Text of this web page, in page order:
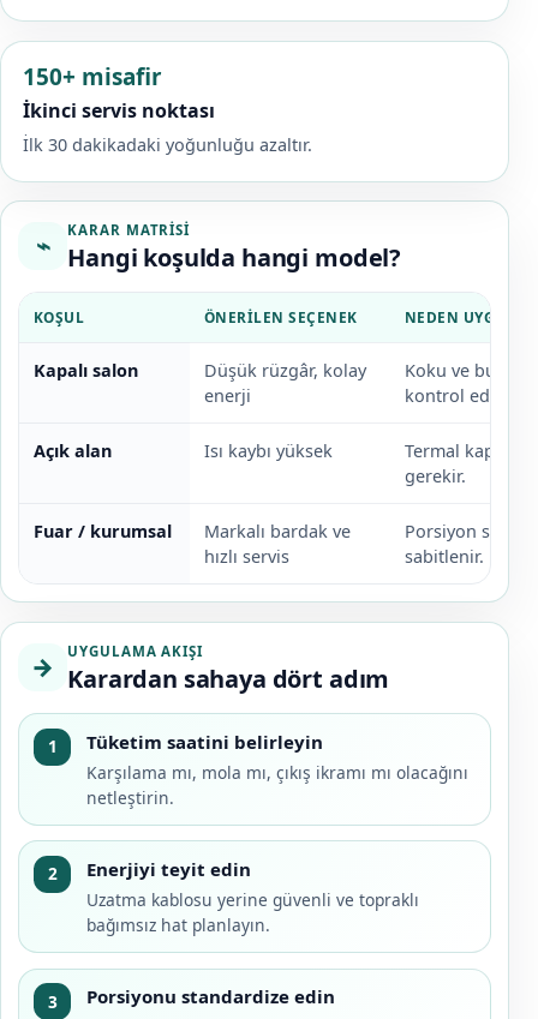
150+ misafir
İkinci servis noktası
İlk 30 dakikadaki yoğunluğu azaltır.
⌁ KARAR MATRISI
Hangi koşulda hangi model?
KOŞUL ÖNERILEN SEÇENEK NEDEN UYGUN?
Kapalı salon
Düşük rüzgâr, kolay
enerji
Koku ve buhar
kontrol edilir.
Açık alan Isı kaybı yüksek
Termal kapak
gerekir.
Fuar / kurumsal
Markalı bardak ve
hızlı servis
Porsiyon
sabitlenir.
→ UYGULAMA AKIŞI
Karardan sahaya dört adım
1 Tüketim saatini belirleyin
Karşılama mı, mola mı, çıkış ikramı mı olacağını
netleştirin.
2 Enerjiyi teyit edin
Uzatma kablosu yerine güvenli ve topraklı
bağımsız hat planlayın.
3 Porsiyonu standardize edin